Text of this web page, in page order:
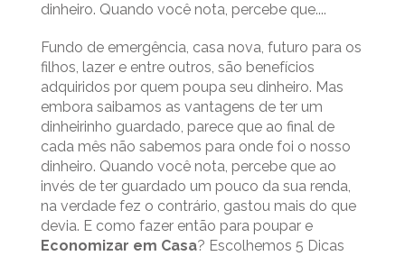
dinheiro. Quando você nota, percebe que....
Fundo de emergência, casa nova, futuro para os
filhos, lazer e entre outros, são benefícios
adquiridos por quem poupa seu dinheiro. Mas
embora saibamos as vantagens de ter um
dinheirinho guardado, parece que ao final de
cada mês não sabemos para onde foi o nosso
dinheiro. Quando você nota, percebe que ao
invés de ter guardado um pouco da sua renda,
na verdade fez o contrário, gastou mais do que
devia. E como fazer então para poupar e
Economizar em Casa? Escolhemos 5 Dicas